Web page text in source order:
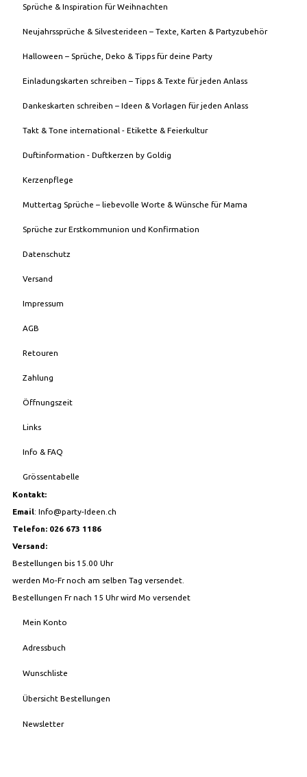
Sprüche & Inspiration für Weihnachten
Neujahrssprüche & Silvesterideen – Texte, Karten & Partyzubehör
Halloween – Sprüche, Deko & Tipps für deine Party
Einladungskarten schreiben – Tipps & Texte für jeden Anlass
Dankeskarten schreiben – Ideen & Vorlagen für jeden Anlass
Takt & Tone international - Etikette & Feierkultur
Duftinformation - Duftkerzen by Goldig
Kerzenpflege
Muttertag Sprüche – liebevolle Worte & Wünsche für Mama
Sprüche zur Erstkommunion und Konfirmation
Datenschutz
Versand
Impressum
AGB
Retouren
Zahlung
Öffnungszeit
Links
Info & FAQ
Grössentabelle
Kontakt:
Email: Info@party-Ideen.ch
Telefon: 026 673 1186
Versand:
Bestellungen bis 15.00 Uhr
werden Mo-Fr noch am selben Tag versendet.
Bestellungen Fr nach 15 Uhr wird Mo versendet
Mein Konto
Adressbuch
Wunschliste
Übersicht Bestellungen
Newsletter